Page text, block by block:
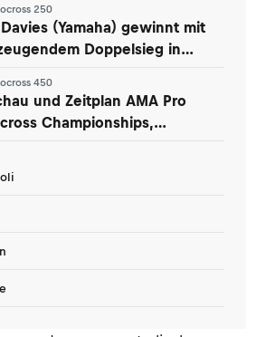
250
(Yamaha) gewinnt mit
Doppelsieg in
450
und Zeitplan AMA Pro
Championships,